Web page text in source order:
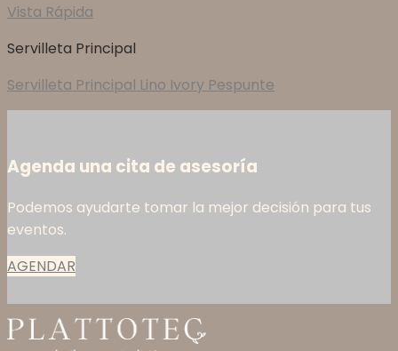
Vista Rápida
Servilleta Principal
Servilleta Principal Lino Ivory Pespunte
Agenda una cita de asesoría
Podemos ayudarte tomar la mejor decisión para tus
eventos.
AGENDAR